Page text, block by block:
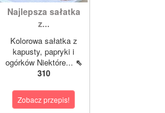
Najlepsza sałatka
z...
Kolorowa sałatka z
kapusty, papryki i
ogórków Niektóre... ⇖
310
Zobacz przepis!